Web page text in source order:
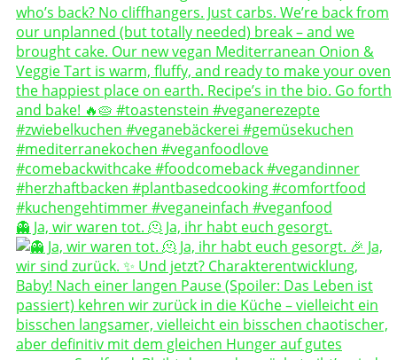
👻 Ja, wir waren tot. 🫠 Ja, ihr habt euch gesorgt.